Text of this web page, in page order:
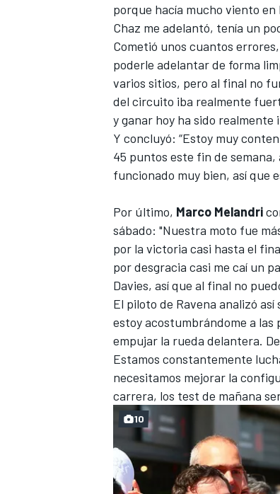
WRC
porque hacía mucho viento
Chaz me adelantó, tenía un
Cometió unos cuantos
poderle adelantar de forma
varios sitios, pero al final no
del circuito iba realmente
y ganar hoy ha sido realmente
Y concluyó: “Estoy muy
45 puntos este fin de
funcionado muy bien, así que
Por último, Marco Melandri
sábado: "Nuestra moto fue
por la victoria casi hasta el
por desgracia casi me caí un
Davies, así que al final no
El piloto de Ravena analizó así
estoy acostumbrándome a las
empujar la rueda delantera.
Estamos constantemente
necesitamos mejorar la
carrera, los test de mañana
10